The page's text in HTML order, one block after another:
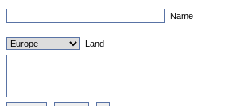
Name
Land